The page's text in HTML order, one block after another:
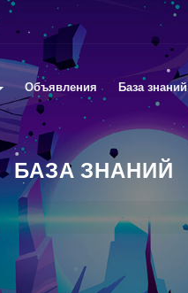
Объявления База знаний
БАЗА ЗНАНИЙ